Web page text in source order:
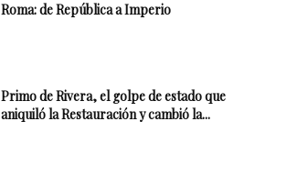
Roma: de República a Imperio
Primo de Rivera, el golpe de estado que
aniquiló la Restauración y cambió la...